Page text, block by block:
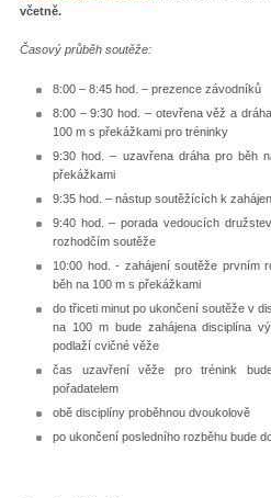
včetně.
Časový průběh soutěže:
8:00 – 8:45 hod. – prezence závodníků
8:00 – 9:30 hod. – otevřena věž a
100 m s překážkami pro tréninky
9:30 hod. – uzavřena dráha pro běh
překážkami
9:35 hod. – nástup soutěžících k
9:40 hod. – porada vedoucích
rozhodčím soutěže
10:00 hod. - zahájení soutěže prvním
běh na 100 m s překážkami
do třiceti minut po ukončení soutěže v
na 100 m bude zahájena disciplína
podlaží cvičné věže
čas uzavření věže pro trénink
pořadatelem
obě disciplíny proběhnou dvoukolově
po ukončení posledního rozběhu bude